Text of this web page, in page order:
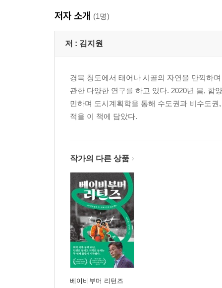
저자 소개 (1명)
저 : 김지원
경북 청도에서 태어나 시골의 자연을 만끽하
관한 다양한 연구를 하고 있다. 2020년 봄, 함
민하며 도시계획학을 통해 수도권과 비수도
적을 이 책에 담았다.
작가의 다른 상품
베이비부머 리턴즈